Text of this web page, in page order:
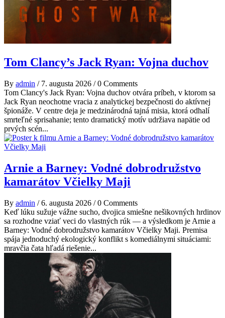
Tom Clancy’s Jack Ryan: Vojna duchov
By admin / 7. augusta 2026 /0 Comments
Tom Clancy's Jack Ryan: Vojna duchov otvára príbeh, v ktorom sa
Jack Ryan neochotne vracia z analytickej bezpečnosti do aktívnej
špionáže. V centre deja je medzinárodná tajná misia, ktorá odhalí
smrteľné sprisahanie; tento dramatický motív udržiava napätie od
prvých scén...
Arnie a Barney: Vodné dobrodružstvo
kamarátov Včielky Maji
By admin /6. augusta 2026 /0 Comments
Keď lúku sužuje vážne sucho, dvojica smiešne nešikovných hrdinov
sa rozhodne vziať veci do vlastných rúk — a výsledkom je Arnie a
Barney: Vodné dobrodružstvo kamarátov Včielky Maji. Premisa
spája jednoduchý ekologický konflikt s komediálnymi situáciami:
mravčia čata hľadá riešenie...